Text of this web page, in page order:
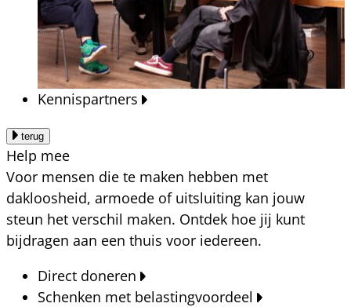
Kennispartners
terug
Help mee
Voor mensen die te maken hebben met
dakloosheid, armoede of uitsluiting kan jouw
steun het verschil maken. Ontdek hoe jij kunt
bijdragen aan een thuis voor iedereen.
Direct doneren
Schenken met belastingvoordeel